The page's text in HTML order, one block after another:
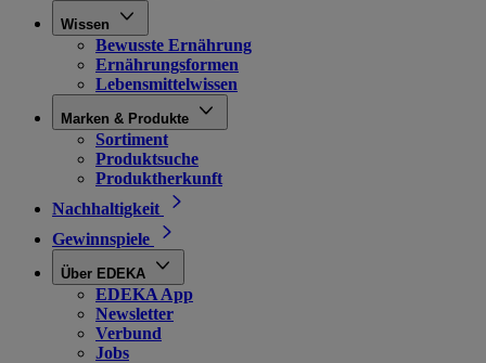
Wissen
Bewusste Ernährung
Ernährungsformen
Lebensmittelwissen
Marken & Produkte
Sortiment
Produktsuche
Produktherkunft
Nachhaltigkeit
Gewinnspiele
Über EDEKA
EDEKA App
Newsletter
Verbund
Jobs